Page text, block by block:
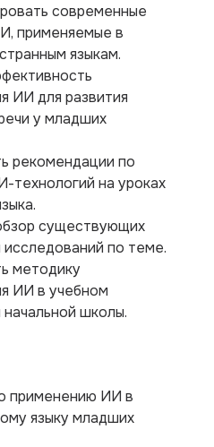
современные
применяемые в
языкам.
ИИ для развития
у младших
рекомендации по
технологий на уроках
существующих
по теме.
методику
ИИ в учебном
школы.
применению ИИ в
языку младших